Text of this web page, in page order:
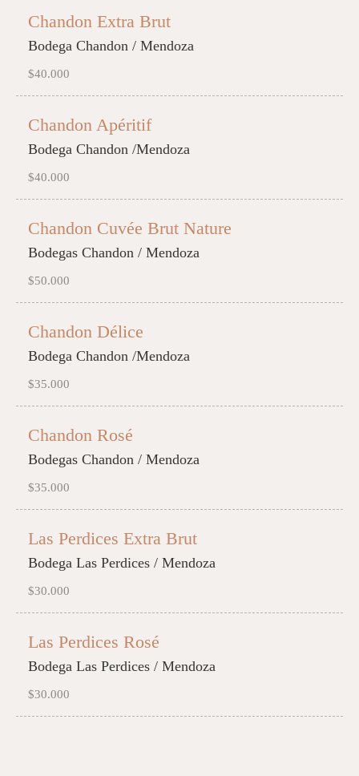
Chandon Extra Brut
Bodega Chandon / Mendoza
$40.000
Chandon Apéritif
Bodega Chandon /Mendoza
$40.000
Chandon Cuvée Brut Nature
Bodegas Chandon / Mendoza
$50.000
Chandon Délice
Bodega Chandon /Mendoza
$35.000
Chandon Rosé
Bodegas Chandon / Mendoza
$35.000
Las Perdices Extra Brut
Bodega Las Perdices / Mendoza
$30.000
Las Perdices Rosé
Bodega Las Perdices / Mendoza
$30.000